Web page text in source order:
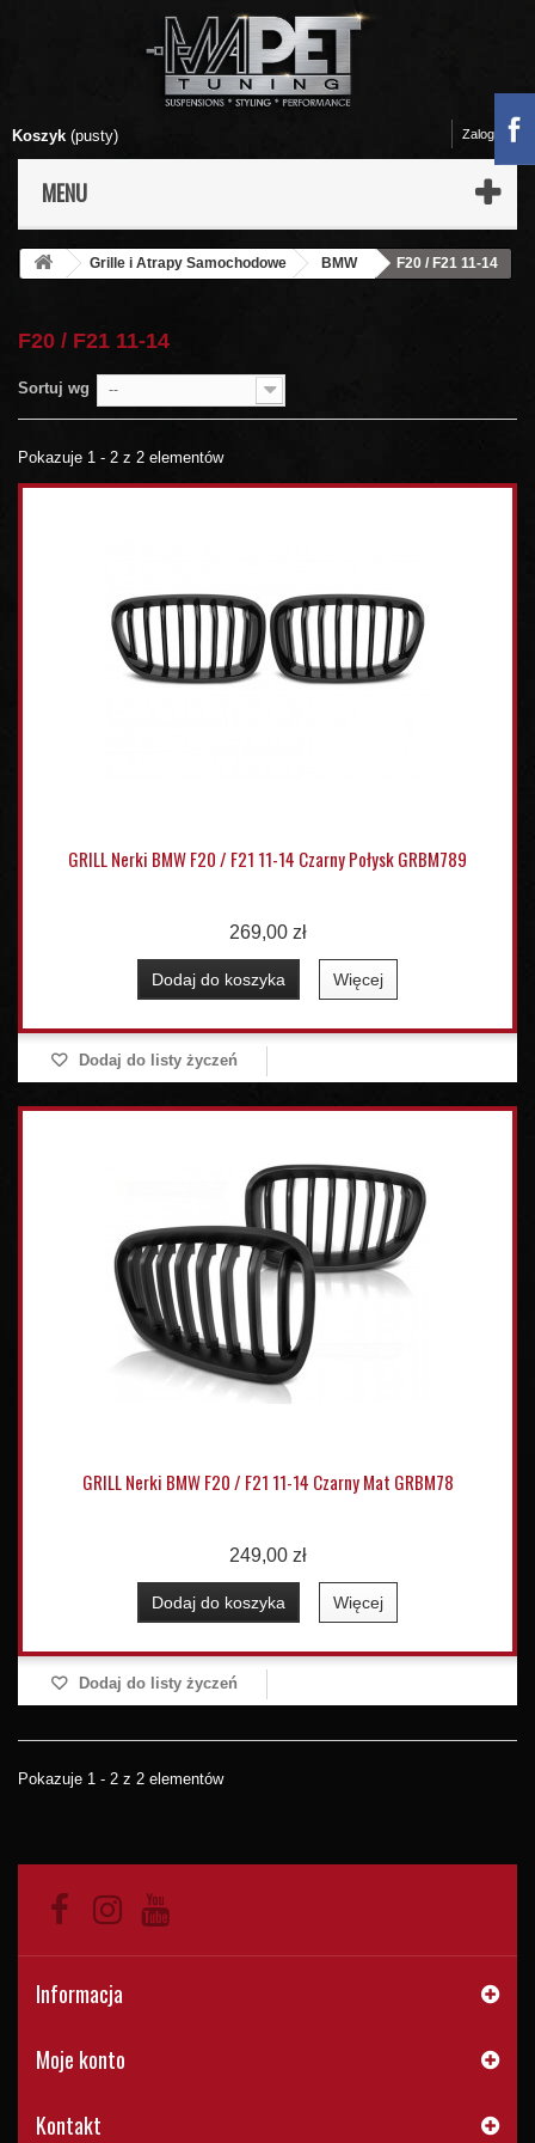
Koszyk (pusty)
MENU
Zaloguj się
Grille i Atrapy Samochodowe BMW F20 / F21 11-14
F20 / F21 11-14
Sortuj wg --
Pokazuje 1 - 2 z 2 elementów
GRILL Nerki BMW F20 / F21 11-14 Czarny Połysk GRBM789
269,00 zł
Dodaj do koszyka Więcej
Dodaj do listy życzeń
GRILL Nerki BMW F20 / F21 11-14 Czarny Mat GRBM78
249,00 zł
Dodaj do koszyka Więcej
Dodaj do listy życzeń
Pokazuje 1 - 2 z 2 elementów
Informacja
Moje konto
Kontakt